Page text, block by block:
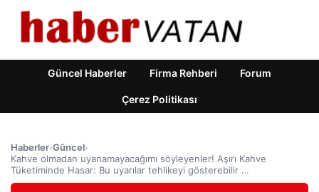
Güncel Haberler Firma Rehberi Forum
Çerez Politikası
Haberler›Güncel›
Kahve olmadan uyanamayacağımı söyleyenler! Aşırı Kahve
Tüketiminde Hasar: Bu uyarılar tehlikeyi gösterebilir …